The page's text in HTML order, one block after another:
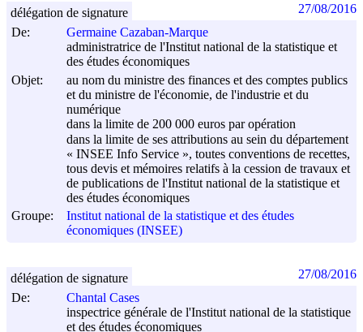
De:
Germaine Cazaban-Marque
administratrice de l'Institut national de la statistique et
des études économiques
Objet:
au nom du ministre des finances et des comptes publics
et du ministre de l'économie, de l'industrie et du
numérique
dans la limite de 200 000 euros par opération
dans la limite de ses attributions au sein du département
« INSEE Info Service », toutes conventions de recettes,
tous devis et mémoires relatifs à la cession de travaux et
de publications de l'Institut national de la statistique et
des études économiques
Groupe:
Institut national de la statistique et des études
économiques (INSEE)
délégation de signature 27/08/2016
De:
Chantal Cases
inspectrice générale de l'Institut national de la statistique
et des études économiques
délégation de signature 27/08/2016